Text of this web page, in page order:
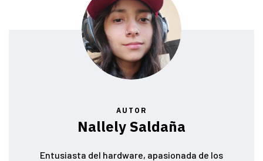
AUTOR
Nallely Saldaña
Entusiasta del hardware, apasionada de los